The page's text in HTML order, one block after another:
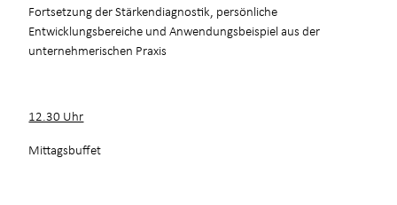
Fortsetzung der Stärkendiagnostik, persönliche
Entwicklungsbereiche und Anwendungsbeispiel aus der
unternehmerischen Praxis
12.30 Uhr
Mittagsbuffet